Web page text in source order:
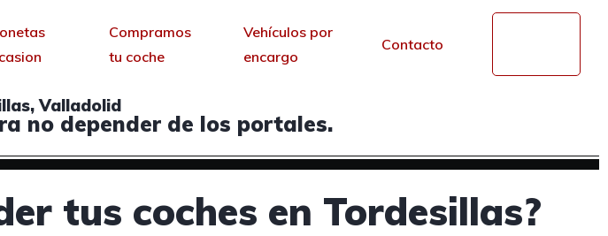
Compramos
tu coche
Vehículos por
encargo
Contacto
Valladolid
no depender de los portales.
tus coches en Tordesillas?